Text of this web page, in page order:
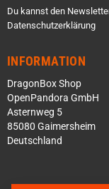
Du kannst den
Datenschutzerklärung
INFORMATION
DragonBox Shop
OpenPandora GmbH
Asternweg 5
85080 Gaimersheim
Deutschland